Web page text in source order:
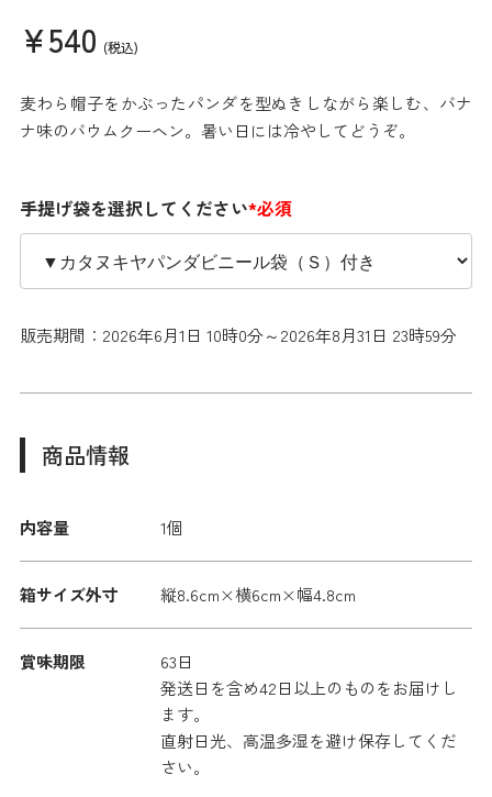
¥540 (税込)
麦わら帽子をかぶったパンダを型ぬきしながら楽しむ、バナ
ナ味のバウムクーヘン。暑い日には冷やしてどうぞ。
手提げ袋を選択してください*必須
販売期間：2026年6月1日 10時0分～2026年8月31日 23時59分
商品情報
内容量 1個
箱サイズ外寸 縦8.6cm×横6cm×幅4.8cm
賞味期限
63日
発送日を含め42日以上のものをお届けし
ます。
直射日光、高温多湿を避け保存してくだ
さい。